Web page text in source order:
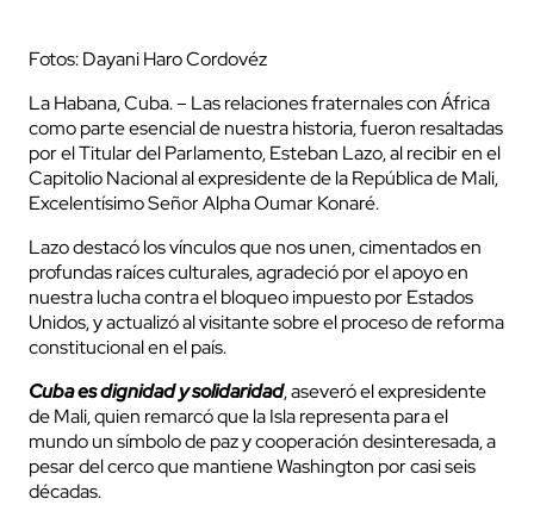
Fotos: Dayani Haro Cordovéz
La Habana, Cuba. – Las relaciones fraternales con África
como parte esencial de nuestra historia, fueron resaltadas
por el Titular del Parlamento, Esteban Lazo, al recibir en el
Capitolio Nacional al expresidente de la República de Mali,
Excelentísimo Señor Alpha Oumar Konaré.
Lazo destacó los vínculos que nos unen, cimentados en
profundas raíces culturales, agradeció por el apoyo en
nuestra lucha contra el bloqueo impuesto por Estados
Unidos, y actualizó al visitante sobre el proceso de reforma
constitucional en el país.
Cuba es dignidad y solidaridad, aseveró el expresidente
de Mali, quien remarcó que la Isla representa para el
mundo un símbolo de paz y cooperación desinteresada, a
pesar del cerco que mantiene Washington por casi seis
décadas.